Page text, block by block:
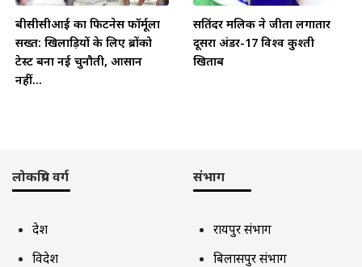
बीसीसीआई का फिटनेस फॉर्मूला
सख्त: खिलाड़ियों के लिए ब्रोंको
टेस्ट बना नई चुनौती, आसान
नहीं...
सतिंदर मलिक ने जीता लगातार
दूसरा अंडर-17 विश्व कुश्ती
खिताब
लोकप्रिय वर्ग
देश
विदेश
संभाग
रायपुर संभाग
बिलासपुर संभाग